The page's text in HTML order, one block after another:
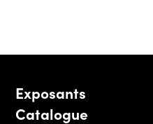
Exposants
Catalogue